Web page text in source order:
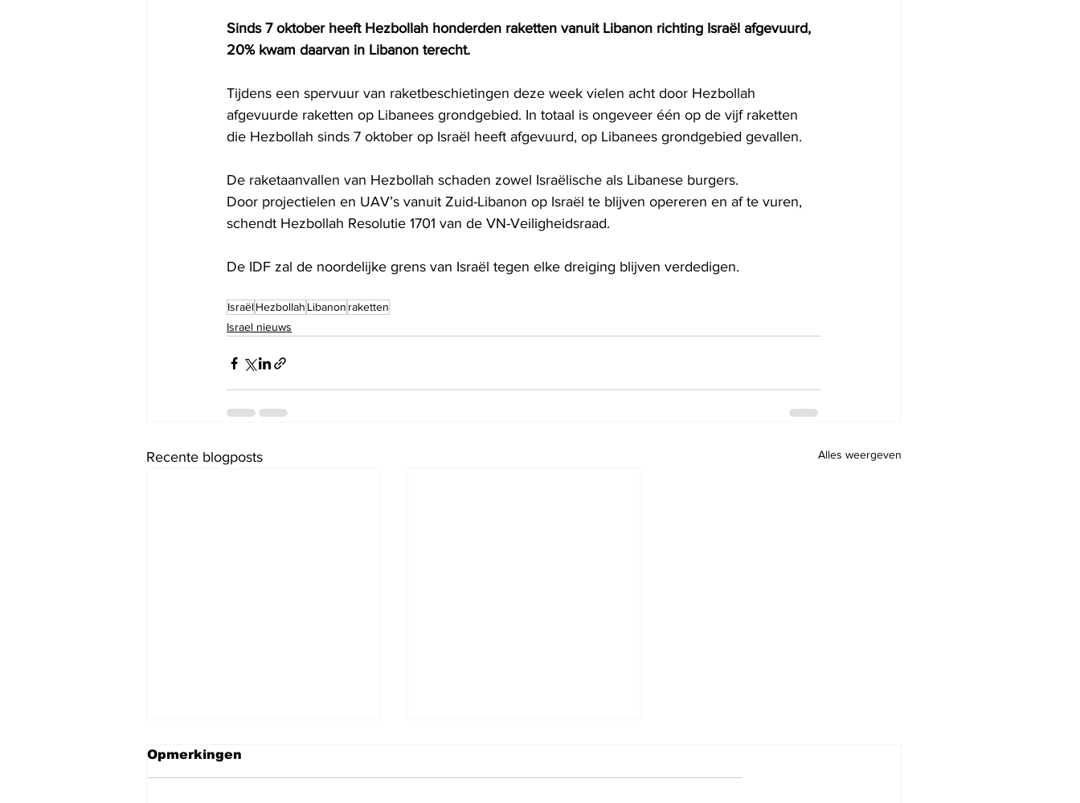
Sinds 7 oktober heeft Hezbollah honderden raketten vanuit Libanon richting Israël afgevuurd,
20% kwam daarvan in Libanon terecht.
Tijdens een spervuur van raketbeschietingen deze week vielen acht door Hezbollah
afgevuurde raketten op Libanees grondgebied. In totaal is ongeveer één op de vijf raketten
die Hezbollah sinds 7 oktober op Israël heeft afgevuurd, op Libanees grondgebied gevallen.
De raketaanvallen van Hezbollah schaden zowel Israëlische als Libanese burgers.
Door projectielen en UAV’s vanuit Zuid-Libanon op Israël te blijven opereren en af te vuren,
schendt Hezbollah Resolutie 1701 van de VN-Veiligheidsraad.
De IDF zal de noordelijke grens van Israël tegen elke dreiging blijven verdedigen.
IsraëlHezbollah Libanon raketten
Israel nieuws
Recente blogposts Alles weergeven
Opmerkingen